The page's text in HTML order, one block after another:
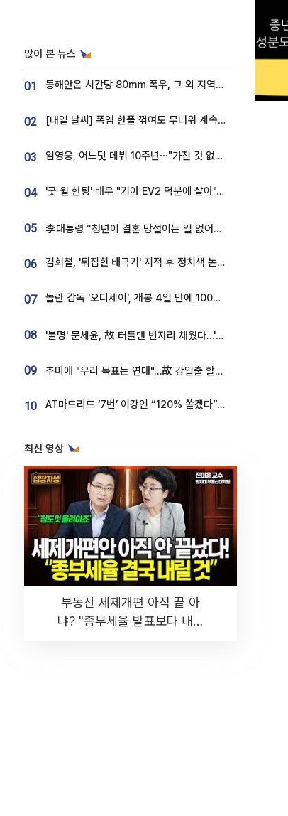
많이 본 뉴스
01 동해안은 시간당 80㎜ 폭우, 그 외 지역은 폭염…‘극과 극 날씨’
02 [내일 날씨] 폭염 한풀 꺾여도 무더위 계속⋯동해안 이틀 연속 비
03 임영웅, 어느덧 데뷔 10주년⋯"가진 것 없던 시절, 내 앞엔 20명의 팬뿐"
04 '굿 윌 헌팅' 배우 "기아 EV2 덕분에 살아"…교통사고 후 안전성 극찬
05 李대통령 “청년이 결혼 망설이는 일 없어야...제도상 불이익 조사”
06 김희철, '뒤집힌 태극기' 지적 후 정치색 논란…"좌우 떠나 우리나라 국기"
07 놀란 감독 '오디세이', 개봉 4일 만에 100만 돌파⋯'왕사남' 보다 빠르다
08 '불명' 문세윤, 故 터틀맨 빈자리 채웠다…'거북이' 눈물의 최종 우승
09 추미애 "우리 목표는 연대"…故 강일출 할머니 흉상 제막
10 AT마드리드 ‘7번’ 이강인 “120% 쏟겠다”⋯시메오네 감독 “필요한 선수”
최신 영상
부동산 세제개편 아직 끝 아
냐? "종부세율 발표보다 내릴